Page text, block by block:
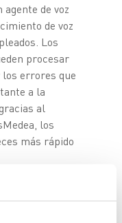
de voz
de voz
Los
procesar
los errores que
a la
al
los
más rápido
de Pizza Hut,